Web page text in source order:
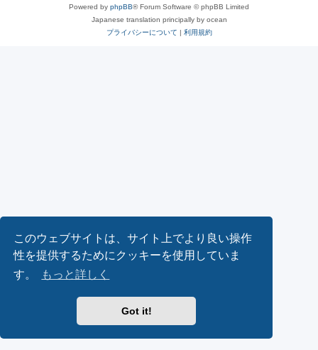
このウェブサイトは、サイト上でより良い操作
性を提供するためにクッキーを使用していま
す。
もっと詳しく
Got it!
Powered by phpBB® Forum Software © phpBB Limited
Japanese translation principally by ocean
プライバシーについて | 利用規約